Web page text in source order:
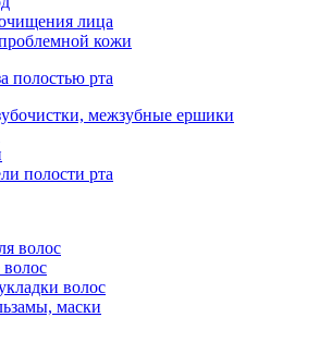
лица
кожи
полостью рта
межзубные ершики
полости рта
волос
волос
маски